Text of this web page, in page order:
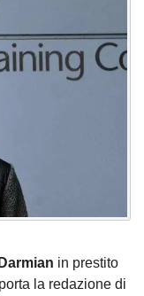
in prestito
la redazione di